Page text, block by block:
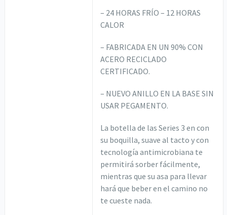
– 24 HORAS FRÍO – 12 HORAS
CALOR
– FABRICADA EN UN 90% CON
ACERO RECICLADO
CERTIFICADO.
– NUEVO ANILLO EN LA BASE SIN
USAR PEGAMENTO.
La botella de las Series 3 en con
su boquilla, suave al tacto y con
tecnología antimicrobiana te
permitirá sorber fácilmente,
mientras que su asa para llevar
hará que beber en el camino no
te cueste nada.